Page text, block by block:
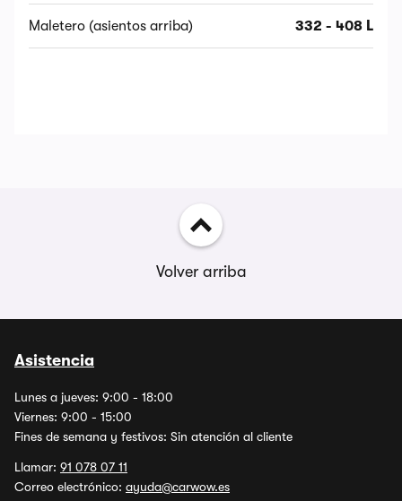
Maletero (asientos arriba) 332 - 408 L
Volver arriba
Asistencia
Lunes a jueves: 9:00 - 18:00
Viernes: 9:00 - 15:00
Fines de semana y festivos: Sin atención al cliente
Llamar: 91 078 07 11
Correo electrónico: ayuda@carwow.es